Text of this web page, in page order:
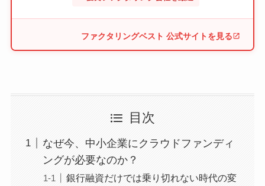
ファクタリングベスト 公式サイトを見る
目次
なぜ今、中小企業にクラウドファンディ
ングが必要なのか？
銀行融資だけでは乗り切れない時代の変